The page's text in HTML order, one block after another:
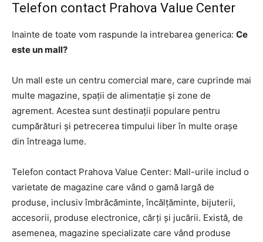
Telefon contact Prahova Value Center
Inainte de toate vom raspunde la intrebarea generica: Ce
este un mall?
Un mall este un centru comercial mare, care cuprinde mai
multe magazine, spații de alimentație și zone de
agrement. Acestea sunt destinații populare pentru
cumpărături și petrecerea timpului liber în multe orașe
din întreaga lume.
Telefon contact Prahova Value Center: Mall-urile includ o
varietate de magazine care vând o gamă largă de
produse, inclusiv îmbrăcăminte, încălțăminte, bijuterii,
accesorii, produse electronice, cărți și jucării. Există, de
asemenea, magazine specializate care vând produse